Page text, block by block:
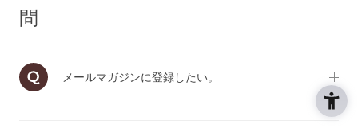
問
メールマガジンに登録したい。